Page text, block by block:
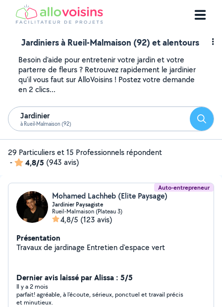
Jardiniers à Rueil-Malmaison (92) et alentours
Besoin d'aide pour entretenir votre jardin et votre
parterre de fleurs ? Retrouvez rapidement le jardinier
qu'il vous faut sur AlloVoisins ! Postez votre demande
en 2 clics...
Jardinier
à Rueil-Malmaison (92)
29 Particuliers et 15 Professionnels répondent
-
4,8/5 (943 avis)
Auto-entrepreneur
Mohamed Lachheb (Elite Paysage)
Jardinier Paysagiste
Rueil-Malmaison (Plateau 3)
4,8/5 (123 avis)
Présentation
Travaux de jardinage Entretien d'espace vert
Dernier avis laissé par Alissa : 5/5
Il y a 2 mois
parfait! agréable, à l'écoute, sérieux, ponctuel et travail précis
et minutieux.